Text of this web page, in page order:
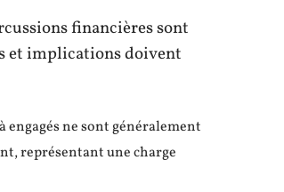
financières sont
et implications doivent
engagés ne sont généralement
représentant une charge